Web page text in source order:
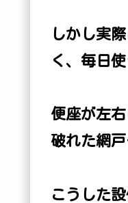
しかし実
く、毎日
便座が左
破れた網戸
こうした